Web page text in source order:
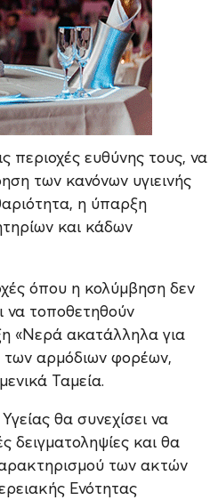
περιοχές ευθύνης τους, να
των κανόνων υγιεινής
η ύπαρξη
και κάδων
όπου η κολύμβηση δεν
να τοποθετηθούν
«Νερά ακατάλληλα για
των αρμόδιων φορέων,
Ταμεία.
θα συνεχίσει να
δειγματοληψίες και θα
των ακτών
Ενότητας